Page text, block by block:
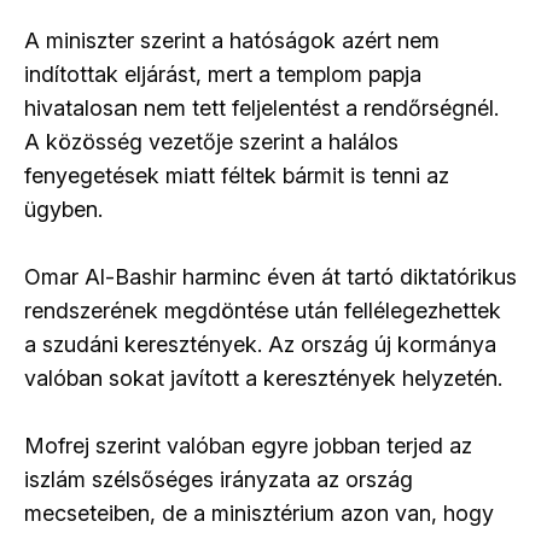
A miniszter szerint a hatóságok azért nem
indítottak eljárást, mert a templom papja
hivatalosan nem tett feljelentést a rendőrségnél.
A közösség vezetője szerint a halálos
fenyegetések miatt féltek bármit is tenni az
ügyben.
Omar Al-Bashir harminc éven át tartó diktatórikus
rendszerének megdöntése után fellélegezhettek
a szudáni keresztények. Az ország új kormánya
valóban sokat javított a keresztények helyzetén.
Mofrej szerint valóban egyre jobban terjed az
iszlám szélsőséges irányzata az ország
mecseteiben, de a minisztérium azon van, hogy